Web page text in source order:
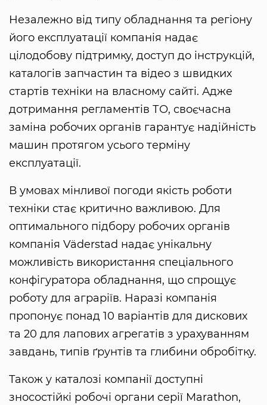
Незалежно від типу обладнання та регіону
його експлуатації компанія надає
цілодобову підтримку, доступ до інструкцій,
каталогів запчастин та відео з швидких
стартів техніки на власному сайті. Адже
дотримання регламентів ТО, своєчасна
заміна робочих органів гарантує надійність
машин протягом усього терміну
експлуатації.
В умовах мінливої погоди якість роботи
техніки стає критично важливою. Для
оптимального підбору робочих органів
компанія Väderstad надає унікальну
можливість використання спеціального
конфігуратора обладнання, що спрощує
роботу для аграріїв. Наразі компанія
пропонує понад 10 варіантів для дискових
та 20 для лапових агрегатів з урахуванням
завдань, типів ґрунтів та глибини обробітку.
Також у каталозі компанії доступні
зносостійкі робочі органи серії Marathon,